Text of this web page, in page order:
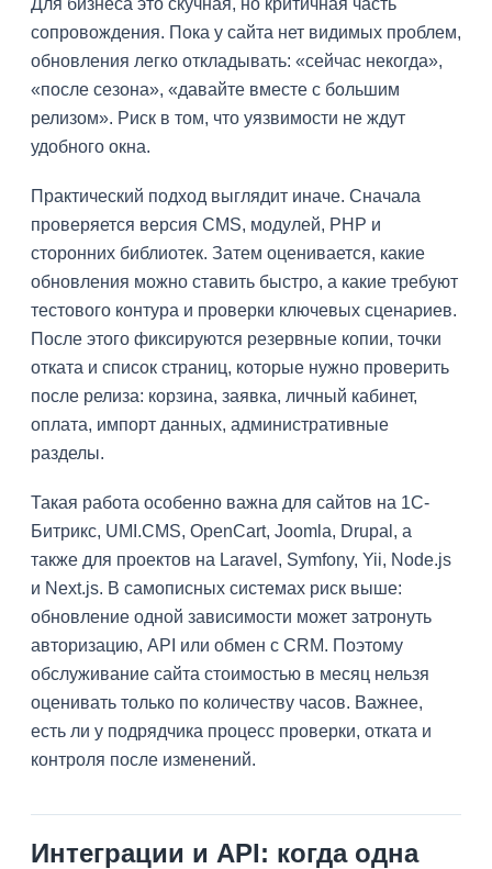
Для бизнеса это скучная, но критичная часть
сопровождения. Пока у сайта нет видимых проблем,
обновления легко откладывать: «сейчас некогда»,
«после сезона», «давайте вместе с большим
релизом». Риск в том, что уязвимости не ждут
удобного окна.
Практический подход выглядит иначе. Сначала
проверяется версия CMS, модулей, PHP и
сторонних библиотек. Затем оценивается, какие
обновления можно ставить быстро, а какие требуют
тестового контура и проверки ключевых сценариев.
После этого фиксируются резервные копии, точки
отката и список страниц, которые нужно проверить
после релиза: корзина, заявка, личный кабинет,
оплата, импорт данных, административные
разделы.
Такая работа особенно важна для сайтов на 1С-
Битрикс, UMI.CMS, OpenCart, Joomla, Drupal, а
также для проектов на Laravel, Symfony, Yii, Node.js
и Next.js. В самописных системах риск выше:
обновление одной зависимости может затронуть
авторизацию, API или обмен с CRM. Поэтому
обслуживание сайта стоимостью в месяц нельзя
оценивать только по количеству часов. Важнее,
есть ли у подрядчика процесс проверки, отката и
контроля после изменений.
Интеграции и API: когда одна